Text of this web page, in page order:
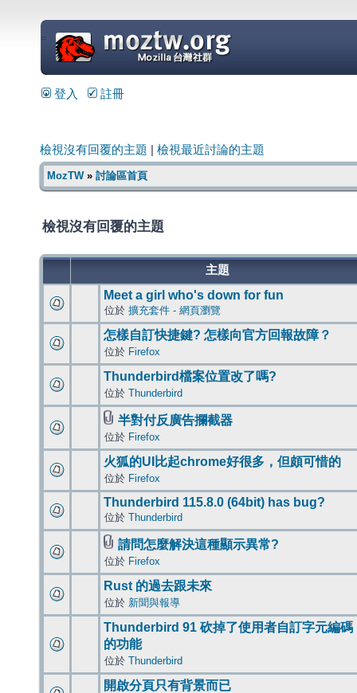
=
登入 註冊
檢視沒有回覆的主題 檢視最近討論的主題
MozTW» 討論區首頁
檢視沒有回覆的主題
主題
Meet a girl who's down for fun
位於 擴充套件 - 網頁瀏覽
怎樣自訂快捷鍵? 怎樣向官方回報故障？
位於 Firefox
Thunderbird檔案位置改了嗎?
位於 Thunderbird
半對付反廣告攔截器
位於 Firefox
火狐的UI比起chrome好很多，但頗可惜的
位於 Firefox
Thunderbird 115.8.0 (64bit) has bug?
位於 Thunderbird
請問怎麼解決這種顯示異常?
位於 Firefox
Rust 的過去跟未來
位於 新聞與報導
Thunderbird 91 砍掉了使用者自訂字元編碼
的功能
位於 Thunderbird
開啟分頁只有背景而已